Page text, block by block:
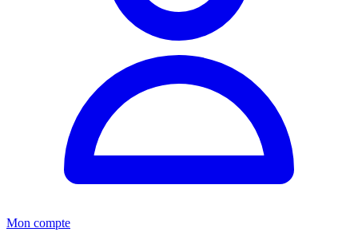
Mon compte